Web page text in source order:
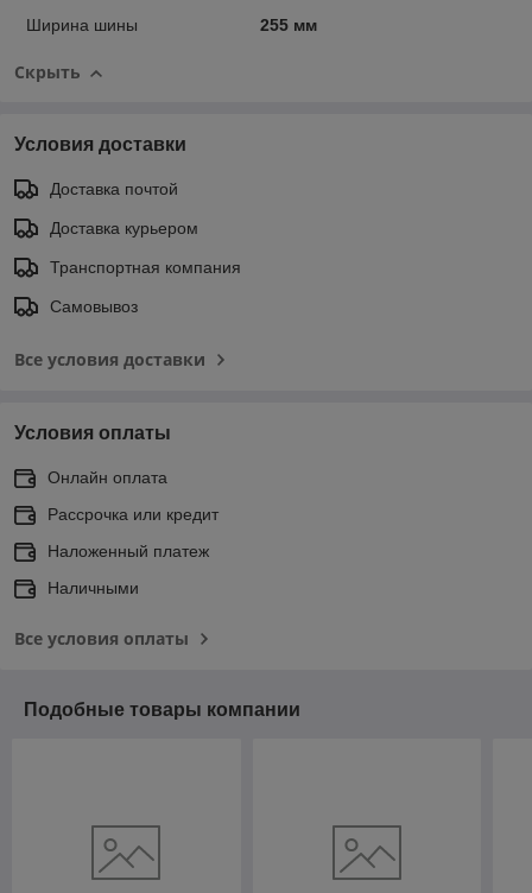
Ширина шины
255 мм
Скрыть
Условия доставки
Доставка почтой
Доставка курьером
Транспортная компания
Самовывоз
Все условия доставки
Условия оплаты
Онлайн оплата
Рассрочка или кредит
Наложенный платеж
Наличными
Все условия оплаты
Подобные товары компании